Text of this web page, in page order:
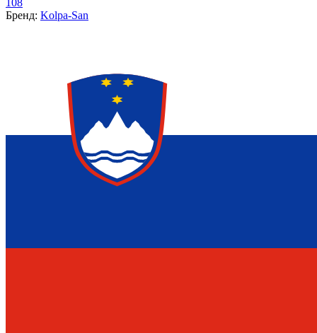
108
Бренд: Kolpa-San